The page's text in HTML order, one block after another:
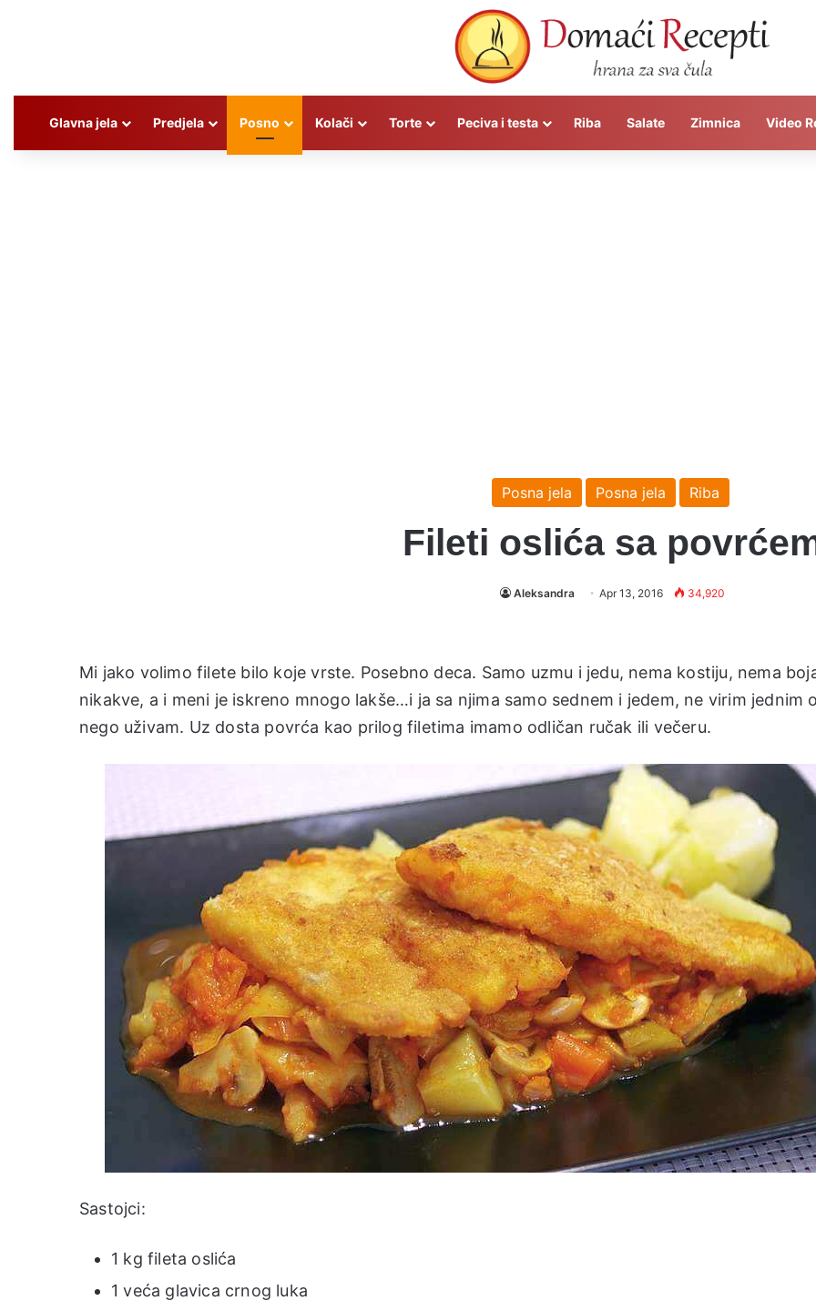
Glavna jela Predjela Posno Kolači Torte Peciva i testa Riba Salate Zimnica Video
Posna jela Posna jela Riba
Fileti oslića sa
Aleksandra Apr 13, 2016 34,920
Mi jako volimo filete bilo koje vrste. Posebno deca. Samo uzmu i jedu, nema kostiju, nema
nikakve, a i meni je iskreno mnogo lakše…i ja sa njima samo sednem i jedem, ne virim jednim
nego uživam. Uz dosta povrća kao prilog filetima imamo odličan ručak ili večeru.
Sastojci:
1 kg fileta oslića
1 veća glavica crnog luka